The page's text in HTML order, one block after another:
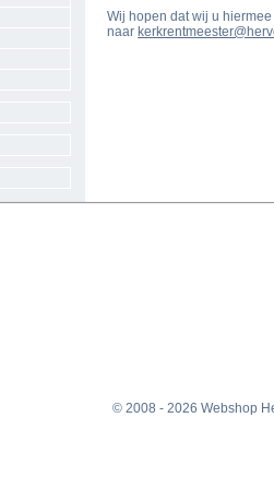
Wij hopen dat wij u
naar
© 2008 - 2026 Webshop